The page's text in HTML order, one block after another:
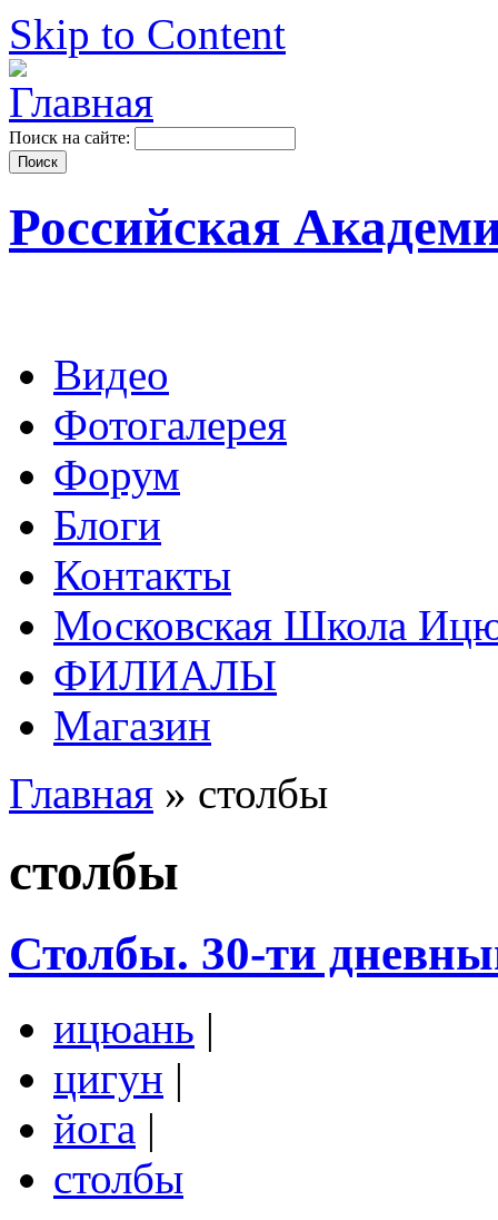
Skip to Content
Поиск на сайте:
Российская
Видео
Фотогалерея
Форум
Блоги
Контакты
Московская Школа
ФИЛИАЛЫ
Магазин
Главная » столбы
столбы
Столбы. 30-ти
ицюань |
цигун |
йога |
столбы